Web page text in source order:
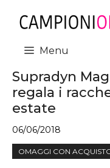
contenuto
Menu
Supradyn
regala i
estate
06/06/2018
OMAGGI CON